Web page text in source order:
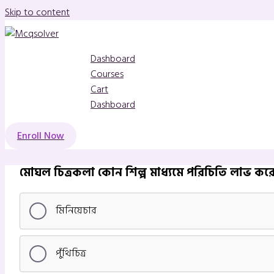
Skip to content
Dashboard
Courses
Cart
Dashboard
Enroll Now
মোঘল চিত্রকলা কোন শিল্প মাধ্যমে পরিচিতি লাভ
মিনিয়েচার
পুঁথিচিত্র